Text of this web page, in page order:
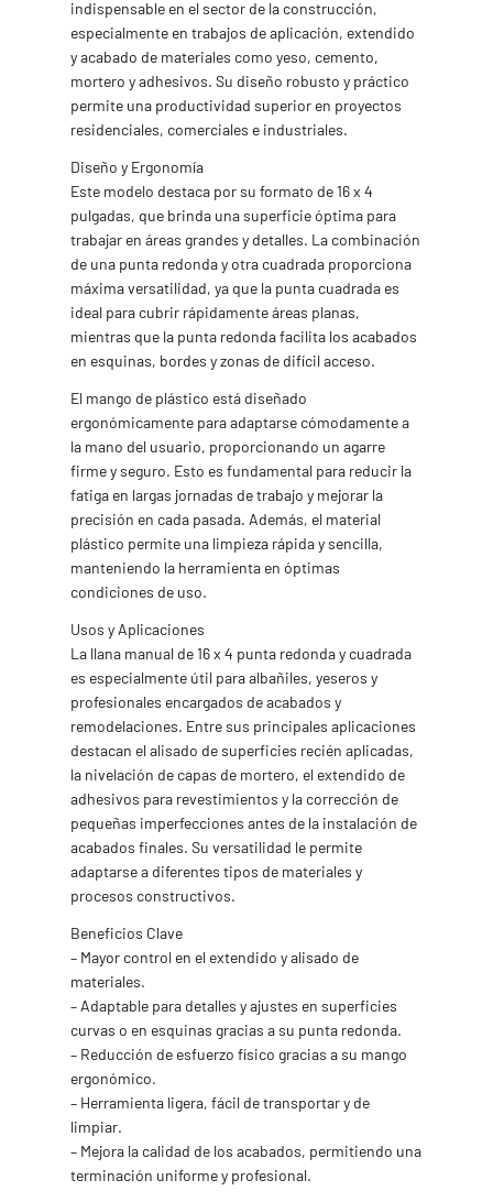
indispensable en el sector de la construcción,
especialmente en trabajos de aplicación, extendido
y acabado de materiales como yeso, cemento,
mortero y adhesivos. Su diseño robusto y práctico
permite una productividad superior en proyectos
residenciales, comerciales e industriales.
Diseño y Ergonomía
Este modelo destaca por su formato de 16 x 4
pulgadas, que brinda una superficie óptima para
trabajar en áreas grandes y detalles. La combinación
de una punta redonda y otra cuadrada proporciona
máxima versatilidad, ya que la punta cuadrada es
ideal para cubrir rápidamente áreas planas,
mientras que la punta redonda facilita los acabados
en esquinas, bordes y zonas de difícil acceso.
El mango de plástico está diseñado
ergonómicamente para adaptarse cómodamente a
la mano del usuario, proporcionando un agarre
firme y seguro. Esto es fundamental para reducir la
fatiga en largas jornadas de trabajo y mejorar la
precisión en cada pasada. Además, el material
plástico permite una limpieza rápida y sencilla,
manteniendo la herramienta en óptimas
condiciones de uso.
Usos y Aplicaciones
La llana manual de 16 x 4 punta redonda y cuadrada
es especialmente útil para albañiles, yeseros y
profesionales encargados de acabados y
remodelaciones. Entre sus principales aplicaciones
destacan el alisado de superficies recién aplicadas,
la nivelación de capas de mortero, el extendido de
adhesivos para revestimientos y la corrección de
pequeñas imperfecciones antes de la instalación de
acabados finales. Su versatilidad le permite
adaptarse a diferentes tipos de materiales y
procesos constructivos.
Beneficios Clave
– Mayor control en el extendido y alisado de
materiales.
– Adaptable para detalles y ajustes en superficies
curvas o en esquinas gracias a su punta redonda.
– Reducción de esfuerzo físico gracias a su mango
ergonómico.
– Herramienta ligera, fácil de transportar y de
limpiar.
– Mejora la calidad de los acabados, permitiendo una
terminación uniforme y profesional.